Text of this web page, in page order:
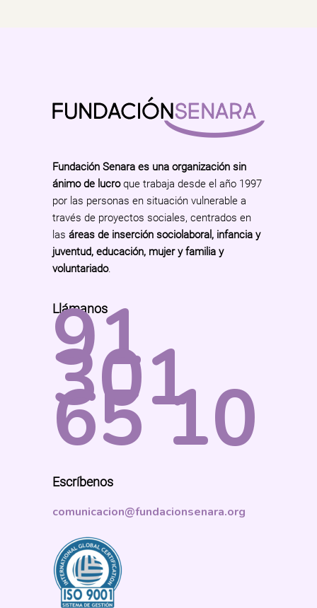
Fundación Senara es una organización sin
ánimo de lucroque trabaja desde el año 1997
por las personas en situación vulnerable a
través de proyectos sociales, centrados en
las áreas de inserción sociolaboral, infancia y
juventud, educación, mujer y familia y
voluntariado.
Llámanos
91
301
65 10
Escríbenos
comunicacion@fundacionsenara.org